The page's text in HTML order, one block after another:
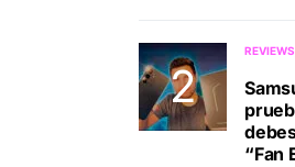
REVIEWS
“Fan